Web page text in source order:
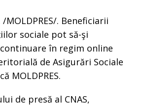
MOLDPRES/. Beneficiarii
sociale pot să-şi
în regim online
de Asigurări Sociale
MOLDPRES.
de presă al CNAS,